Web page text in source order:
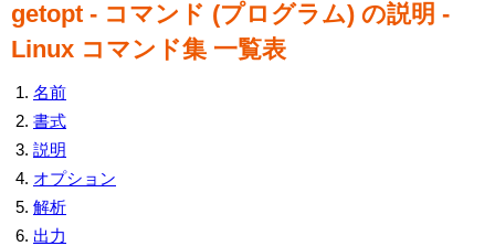
getopt - コマンド (プログラム) の説明 -
Linux コマンド集 一覧表
名前
書式
説明
オプション
解析
出力